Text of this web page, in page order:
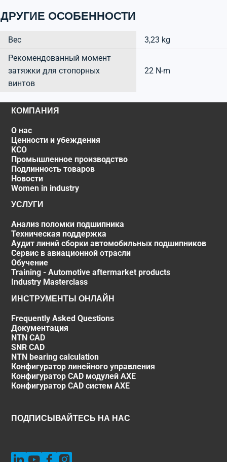
ДРУГИЕ ОСОБЕННОСТИ
Вес
3,23 kg
Рекомендованный момент
затяжки для стопорных
винтов
22 N-m
КОМПАНИЯ
О нас
Ценности и убеждения
KCO
Промышленное производство
Подлинность товаров
Новости
Women in industry
УСЛУГИ
Анализ поломки подшипника
Техническая поддержка
Аудит линий сборки автомобильных подшипников
Сервис в авиационной отрасли
Обучение
Training - Automotive aftermarket products
Industry Masterclass
ИНСТРУМЕНТЫ ОНЛАЙН
Frequently Asked Questions
Документация
NTN CAD
SNR CAD
NTN bearing calculation
Конфигуратор линейного управления
Конфигуратор CAD модулей AXE
Конфигуратор CAD систем AXE
ПОДПИСЫВАЙТЕСЬ НА НАС